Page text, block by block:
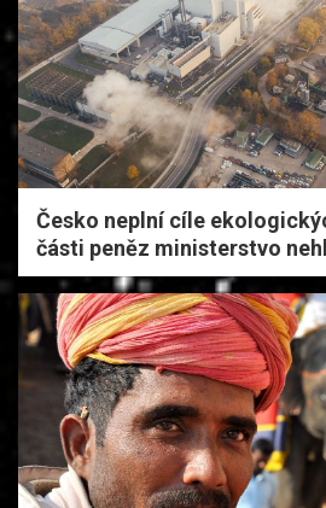
Česko neplní cíle
části peněz ministerstvo